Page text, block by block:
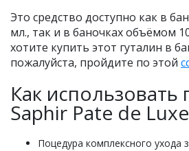
Это средство доступно как в
мл., так и в баночках объёмом
хотите купить этот гуталин в
пожалуйста, пройдите по этой
Как использовать
Saphir Pate de
Поцедура комплексного ухода